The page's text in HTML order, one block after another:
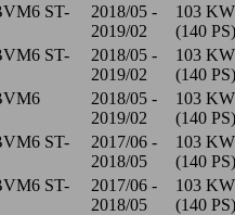
ST-
2018/05 -
2019/02
103 KW
(140 PS)
ST-
2018/05 -
2019/02
103 KW
(140 PS)
2018/05 -
2019/02
103 KW
(140 PS)
ST-
2017/06 -
2018/05
103 KW
(140 PS)
ST-
2017/06 -
2018/05
103 KW
(140 PS)